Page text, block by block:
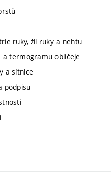
ruky, žil ruky a nehtu
a termogramu obličeje
a sítnice
podpisu